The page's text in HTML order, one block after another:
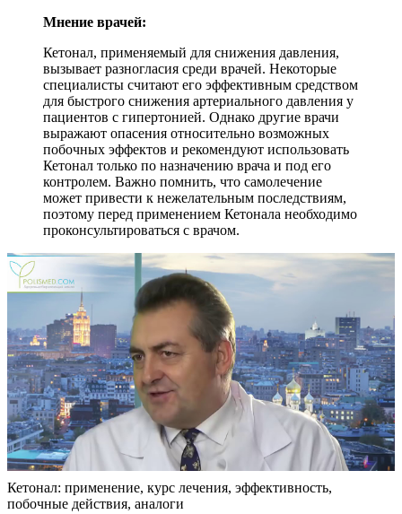
Мнение врачей:
Кетонал, применяемый для снижения давления,
вызывает разногласия среди врачей. Некоторые
специалисты считают его эффективным средством
для быстрого снижения артериального давления у
пациентов с гипертонией. Однако другие врачи
выражают опасения относительно возможных
побочных эффектов и рекомендуют использовать
Кетонал только по назначению врача и под его
контролем. Важно помнить, что самолечение
может привести к нежелательным последствиям,
поэтому перед применением Кетонала необходимо
проконсультироваться с врачом.
Кетонал: применение, курс лечения, эффективность,
побочные действия, аналоги